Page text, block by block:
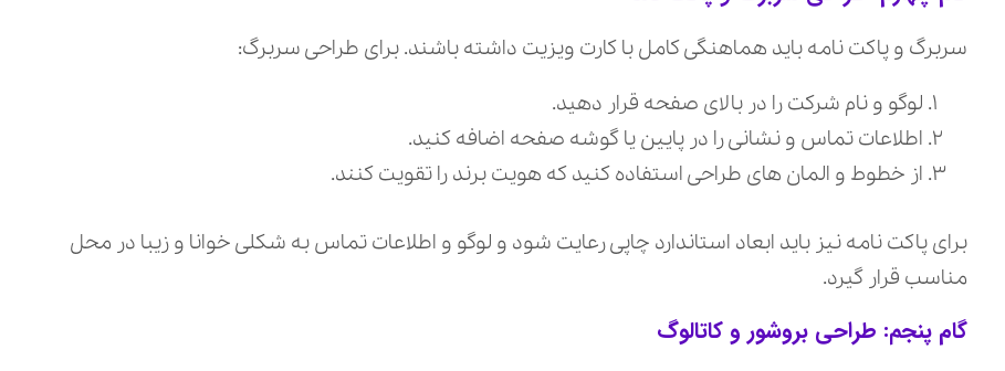
سربرگ و پاکت نامه باید هماهنگی کامل با کارت ویزیت داشته باشند. برای طراحی سربرگ:
لوگو و نام شرکت را در بالای صفحه قرار دهید.
اطلاعات تماس و نشانی را در پایین یا گوشه صفحه اضافه کنید.
از خطوط و المان‌ های طراحی استفاده کنید که هویت برند را تقویت کنند.
برای پاکت نامه نیز باید ابعاد استاندارد چاپی رعایت شود و لوگو و اطلاعات تماس به شکلی خوانا و زیبا در محل
مناسب قرار گیرد.
گام پنجم: طراحی بروشور و کاتالوگ